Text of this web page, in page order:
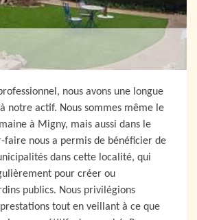
nous avons une longue
notre actif. Nous sommes même le
à Migny, mais aussi dans le
faire nous a permis de bénéficier de
dans cette localité, qui
pour créer ou
publics. Nous privilégions
prestations tout en veillant à ce que